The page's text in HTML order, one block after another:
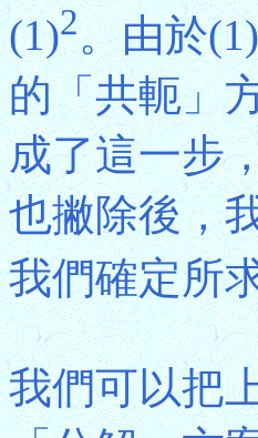
(1)2。由於(1)
的「共軛」
成了這一步
也撇除後，
我們確定所
我們可以把